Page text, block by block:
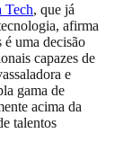
Tech, que já
afirma
uma decisão
capazes de
e
gama de
acima da
talentos